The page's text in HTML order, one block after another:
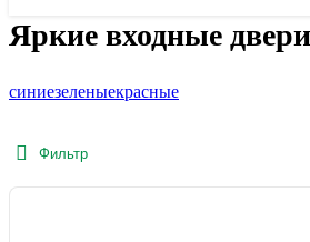
Яркие входные
синиезеленыекрасные
Фильтр